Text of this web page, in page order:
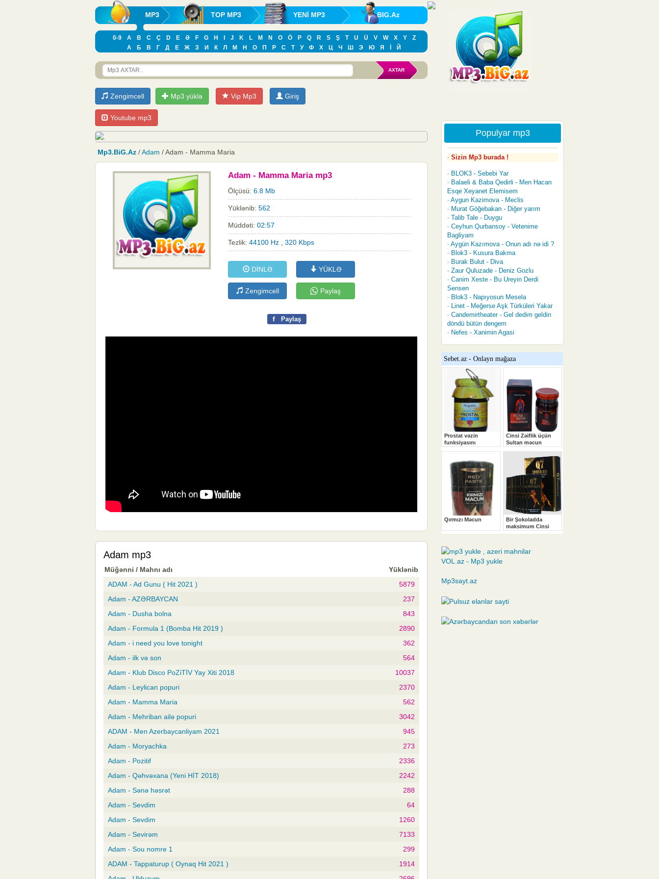
MP3 TOP MP3 YENİ MP3 BIG.Az
0-9 A B C Ç D E Ə F G H J K L M N O Ö P Q R S Ş T U Ü V W X Y
Z
А
Б В Г Д Е Ж З И К Л М Н О П Р С Т У Ф Х Ц Ч Ш Э Ю Я Й
Zengimcell Mp3 yüklə Vip Mp3 Giriş
Youtube mp3
Mp3.BiG.Az /Adam / Adam - Mamma Maria
Adam - Mamma Maria mp3
Ölçüsü:6.8 Mb
Yüklənib:562
Müddəti:02:57
Tezlik:44100 Hz , 320 Kbps
DİNLƏ YÜKLƏ
Zengimcell Paylaş
f Paylaş
Adam mp3
Müğənni / Mahnı adı
Yüklənib
ADAM - Ad Gunu ( Hit 2021 )
5879
Adam - AZƏRBAYCAN
237
Adam - Dusha bolna
843
Adam - Formula 1 (Bomba Hit 2019 )
2890
Adam - i need you love tonight
362
Adam - ilk və son
564
Adam - Klub Disco PoZiTİV Yay Xiti 2018
10037
Adam - Leylican popuri
2370
Adam - Mamma Maria
562
Adam - Mehriban ailə popuri
3042
ADAM - Men Azerbaycanliyam 2021
945
Adam - Moryachka
273
Adam - Pozitif
2336
Adam - Qəhvəxana (Yeni HİT 2018)
2242
Adam - Sənə həsrət
288
Adam - Sevdim
64
Adam - Sevdim
1260
Adam - Sevirəm
7133
Adam - Sou nomre 1
299
ADAM - Tappaturup ( Oynaq Hit 2021 )
1914
Populyar mp3
Sizin Mp3 burada !
BLOK3 - Sebebi Yar
Balaeli & Baba Qedirli - Men Hacan
Esqe Xeyanet Elemisem
Aygun Kazimova - Meclis
Murat Göğebakan - Diğer yarım
Talib Tale - Duygu
Ceyhun Qurbansoy - Vetenime
Bagliyam
Aygün Kazımova - Onun adı nə idi ?
Blok3 - Kusura Bakma
Burak Bulut - Diva
Zaur Quluzade - Deniz Gozlu
Canim Xeste - Bu Ureyin Derdi
Sensen
Blok3 - Napıyosun Mesela
Linet - Meğerse Aşk Türküleri Yakar
Candemirtheater - Gel dedim geldin
döndü bütün dengem
Nefes - Xanimin Agasi
VOL.az - Mp3 yukle
Mp3sayt.az